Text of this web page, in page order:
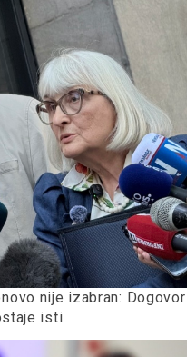
nije izabran: Dogovor
isti